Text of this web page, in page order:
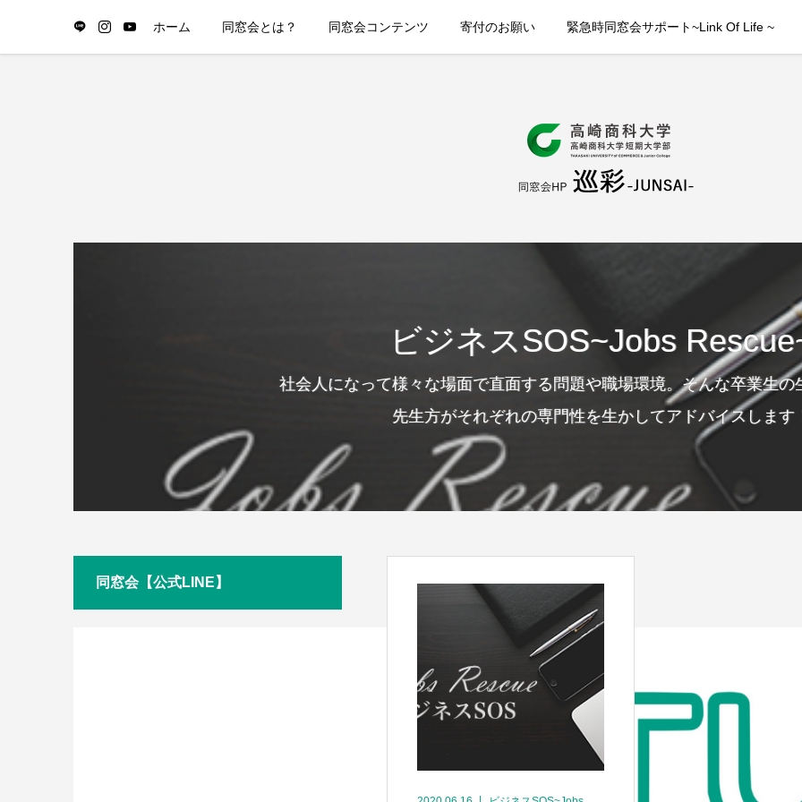
ホーム 同窓会とは？ 同窓会コンテンツ 寄付のお願い 緊急時同窓会サポート~Link Of Life ~
ビジネスSOS~Jobs
社会人になって様々な場面で直面する問題や職場環境。そんな卒業生の
先生方がそれぞれの専門性を生かしてアドバイスします
同窓会【公式LINE】